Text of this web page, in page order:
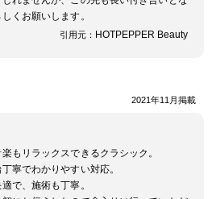
くお願いします。
引用元： HOTPEPPER Beauty
2021年11月掲載
もリラックスできるクラシック。
寧でわかりやすい対応。
で、施術も丁寧。